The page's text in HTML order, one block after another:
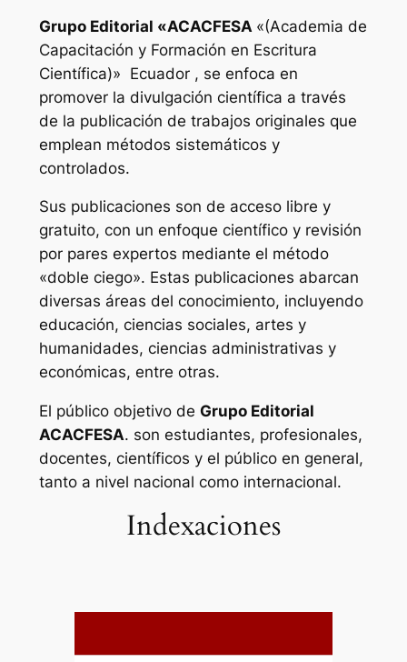
Grupo Editorial «ACACFESA «(Academia de
Capacitación y Formación en Escritura
Científica)» Ecuador , se enfoca en
promover la divulgación científica a través
de la publicación de trabajos originales que
emplean métodos sistemáticos y
controlados.
Sus publicaciones son de acceso libre y
gratuito, con un enfoque científico y revisión
por pares expertos mediante el método
«doble ciego». Estas publicaciones abarcan
diversas áreas del conocimiento, incluyendo
educación, ciencias sociales, artes y
humanidades, ciencias administrativas y
económicas, entre otras.
El público objetivo de Grupo Editorial
ACACFESA. son estudiantes, profesionales,
docentes, científicos y el público en general,
tanto a nivel nacional como internacional.
Indexaciones